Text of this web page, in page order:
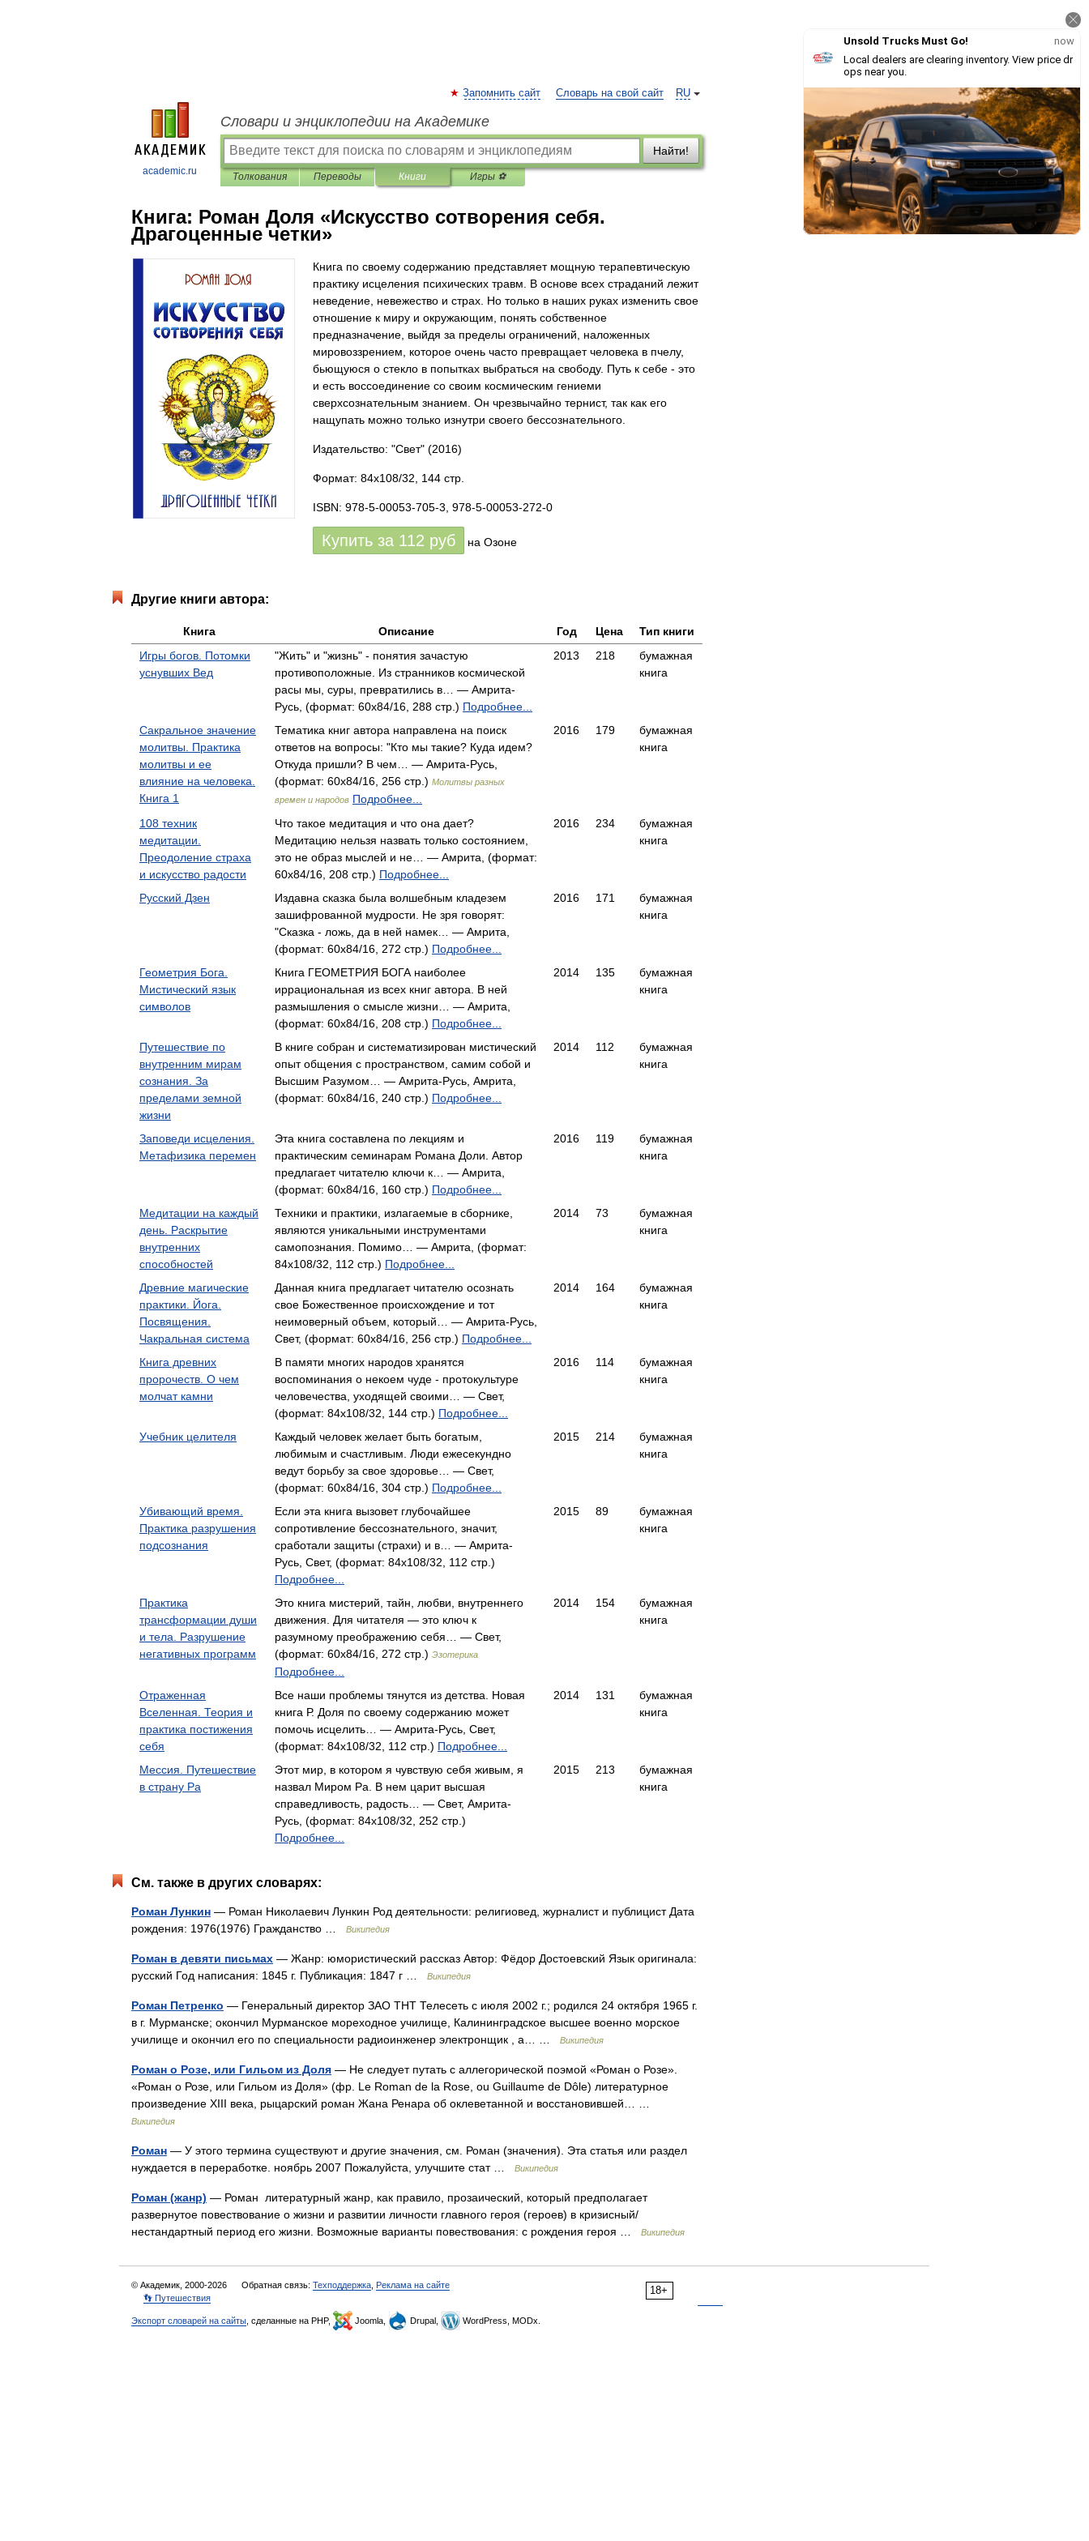
academic.ru
RU
Запомнить сайт Словарь на свой сайт
Словари и энциклопедии на Академике
Найти!
Толкования Переводы Книги Игры ⚽
Книга: Роман Доля «Искусство сотворения себя.
Драгоценные четки»
Книга по своему содержанию представляет мощную терапевтическую
практику исцеления психических травм. В основе всех страданий лежит
неведение, невежество и страх. Но только в наших руках изменить свое
отношение к миру и окружающим, понять собственное
предназначение, выйдя за пределы ограничений, наложенных
мировоззрением, которое очень часто превращает человека в пчелу,
бьющуюся о стекло в попытках выбраться на свободу. Путь к себе - это
и есть воссоединение со своим космическим гениеми
сверхсознательным знанием. Он чрезвычайно тернист, так как его
нащупать можно только изнутри своего бессознательного.
Издательство: "Свет" (2016)
Формат: 84x108/32, 144 стр.
ISBN: 978-5-00053-705-3, 978-5-00053-272-0
Купить за 112 руб на Озоне
Другие книги автора:
Книга Описание Год Цена
Тип книги
Игры богов. Потомки
уснувших Вед
"Жить" и "жизнь" - понятия зачастую
противоположные. Из странников космической
расы мы, суры, превратились в… — Амрита-
Русь, (формат: 60x84/16, 288 стр.) Подробнее...
2013 218
бумажная
книга
Сакральное значение
молитвы. Практика
молитвы и ее
влияние на человека.
Книга 1
Тематика книг автора направлена на поиск
ответов на вопросы: "Кто мы такие? Куда идем?
Откуда пришли? В чем… — Амрита-Русь,
(формат: 60x84/16, 256 стр.) Молитвы разных
времен и народов Подробнее...
2016 179
бумажная
книга
108 техник
медитации.
Преодоление страха
и искусство радости
Что такое медитация и что она дает?
Медитацию нельзя назвать только состоянием,
это не образ мыслей и не… — Амрита, (формат:
60x84/16, 208 стр.) Подробнее...
2016 234
бумажная
книга
Русский Дзен
Издавна сказка была волшебным кладезем
зашифрованной мудрости. Не зря говорят:
"Сказка - ложь, да в ней намек… — Амрита,
(формат: 60x84/16, 272 стр.) Подробнее...
2016 171
бумажная
книга
Геометрия Бога.
Мистический язык
символов
Книга ГЕОМЕТРИЯ БОГА наиболее
иррациональная из всех книг автора. В ней
размышления о смысле жизни… — Амрита,
(формат: 60x84/16, 208 стр.) Подробнее...
2014 135
бумажная
книга
Путешествие по
внутренним мирам
сознания. За
пределами земной
жизни
В книге собран и систематизирован мистический
опыт об­щения с пространством, самим собой и
Высшим Разумом… — Амрита-Русь, Амрита,
(формат: 60x84/16, 240 стр.) Подробнее...
2014 112
бумажная
книга
Заповеди исцеления.
Метафизика перемен
Эта книга составлена по лекциям и
практическим семинарам Романа Доли. Автор
предлагает читателю ключи к… — Амрита,
(формат: 60x84/16, 160 стр.) Подробнее...
2016 119
бумажная
книга
Медитации на каждый
день. Раскрытие
внутренних
способностей
Техники и практики, излагаемые в сборнике,
являются уникальными инструментами
самопознания. Помимо… — Амрита, (формат:
84x108/32, 112 стр.) Подробнее...
2014 73
бумажная
книга
Древние магические
практики. Йога.
Посвящения.
Чакральная система
Данная книга предлагает читателю осознать
свое Божественное происхождение и тот
неимоверный объем, который… — Амрита-Русь,
Свет, (формат: 60x84/16, 256 стр.) Подробнее...
2014 164
бумажная
книга
Книга древних
пророчеств. О чем
молчат камни
В памяти многих народов хранятся
воспоминания о некоем чуде - протокультуре
человечества, уходящей своими… — Свет,
(формат: 84x108/32, 144 стр.) Подробнее...
2016 114
бумажная
книга
Учебник целителя
Каждый человек желает быть богатым,
любимым и счастливым. Люди ежесекундно
ведут борьбу за свое здоровье… — Свет,
(формат: 60x84/16, 304 стр.) Подробнее...
2015 214
бумажная
книга
Убивающий время.
Практика разрушения
подсознания
Если эта книга вызовет глубочайшее
сопротивление бессознательного, значит,
сработали защиты (страхи) и в… — Амрита-
Русь, Свет, (формат: 84x108/32, 112 стр.)
Подробнее...
2015 89
бумажная
книга
Практика
трансформации души
и тела. Разрушение
негативных программ
Это книга мистерий, тайн, любви, внутреннего
движения. Для читателя — это ключ к
разумному преображению себя… — Свет,
(формат: 60x84/16, 272 стр.) Эзотерика
Подробнее...
2014 154
бумажная
книга
Отраженная
Вселенная. Теория и
практика постижения
себя
Все наши проблемы тянутся из детства. Новая
книга Р. Доля по своему содержанию может
помочь исцелить… — Амрита-Русь, Свет,
(формат: 84x108/32, 112 стр.) Подробнее...
2014 131
бумажная
книга
Мессия. Путешествие
в страну Ра
Этот мир, в котором я чувствую себя живым, я
назвал Миром Ра. В нем царит высшая
справедливость, радость… — Свет, Амрита-
Русь, (формат: 84x108/32, 252 стр.)
Подробнее...
2015 213
бумажная
книга
См. также в других словарях:
Роман Лункин — Роман Николаевич Лункин Род деятельности: религиовед, журналист и публицист Дата
рождения: 1976(1976) Гражданство …
Википедия
Роман в девяти письмах — Жанр: юмористический рассказ Автор: Фёдор Достоевский Язык оригинала:
русский Год написания: 1845 г. Публикация: 1847 г …
Википедия
Роман Петренко — Генеральный директор ЗАО ТНТ Телесеть с июля 2002 г.; родился 24 октября 1965 г.
в г. Мурманске; окончил Мурманское мореходное училище, Калининградское высшее военно морское
училище и окончил его по специальности радиоинженер электронщик , а… …
Википедия
Роман о Розе, или Гильом из Доля — Не следует путать с аллегорической поэмой «Роман о Розе».
«Роман о Розе, или Гильом из Доля» (фр. Le Roman de la Rose, ou Guillaume de Dôle) литературное
произведение XIII века, рыцарский роман Жана Ренара об оклеветанной и восстановившей… …
Википедия
Роман — У этого термина существуют и другие значения, см. Роман (значения). Эта статья или раздел
нуждается в переработке. ноябрь 2007 Пожалуйста, улучшите стат …
Википедия
Роман (жанр) — Роман литературный жанр, как правило, прозаический, который предполагает
развернутое повествование о жизни и развитии личности главного героя (героев) в кризисный/
нестандартный период его жизни. Возможные варианты повествования: с рождения героя …
Википедия
18+
© Академик, 2000-2026 Обратная связь: Техподдержка Реклама на сайте
👣 Путешествия
Экспорт словарей на сайты , сделанные на PHP, Joomla, Drupal, WordPress, MODx.